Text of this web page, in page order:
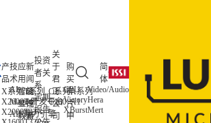
产
品
X系列
X2600
X2000
T系列
T41
T33
C系列
C100
A系列
A1
技
术
AI
Magik开发平台
AIE算力引擎
CPU
Victory
XBurst
Video/Audio
Hera
Mert
ISP/AISP
Tiziano
低功耗
Zeratul
Atlas
应
用
智能
显控
教育
新
闻
公
司
新
投资
者关
系
定期
报告
关
于
君
正
公
司
购
买
样
片
申
简
体